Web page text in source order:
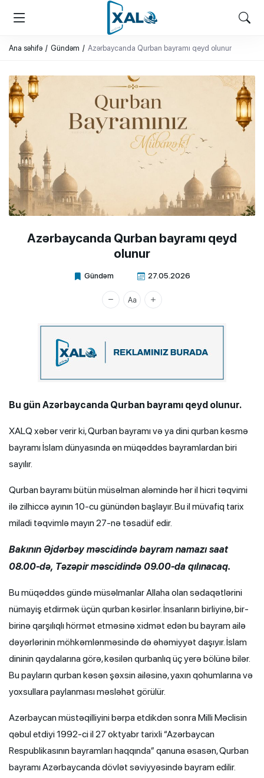
XALQ.ONLINE
ONLAYN PLATFORMA
Ana səhifə Gündəm Azərbaycanda Qurban bayramı qeyd olunur
Azərbaycanda Qurban bayramı qeyd
olunur
Gündəm 27.05.2026
Xalq.Online
Bu gün Azərbaycanda Qurban bayramı qeyd olunur.
XALQ xəbər verir ki, Qurban bayramı və ya dini qurban kəsmə
bayramı İslam dünyasında ən müqəddəs bayramlardan biri
sayılır.
Qurban bayramı bütün müsəlman aləmində hər il hicri təqvimi
ilə zilhiccə ayının 10-cu günündən başlayır. Bu il müvafiq tarix
miladi təqvimlə mayın 27-nə təsadüf edir.
Bakının Əjdərbəy məscidində bayram namazı saat
08.00-də, Təzəpir məscidində 09.00-da qılınacaq.
Bu müqəddəs gündə müsəlmanlar Allaha olan sədaqətlərini
nümayiş etdirmək üçün qurban kəsirlər. İnsanların birliyinə, bir-
birinə qarşılıqlı hörmət etməsinə xidmət edən bu bayram ailə
dəyərlərinin möhkəmlənməsində də əhəmiyyət daşıyır. İslam
dininin qaydalarına görə, kəsilən qurbanlıq üç yerə bölünə bilər.
Bu payların qurban kəsən şəxsin ailəsinə, yaxın qohumlarına və
yoxsullara paylanması məsləhət görülür.
Azərbaycan müstəqilliyini bərpa etdikdən sonra Milli Məclisin
qəbul etdiyi 1992-ci il 27 oktyabr tarixli “Azərbaycan
Respublikasının bayramları haqqında” qanuna əsasən, Qurban
bayramı Azərbaycanda dövlət səviyyəsində bayram edilir.